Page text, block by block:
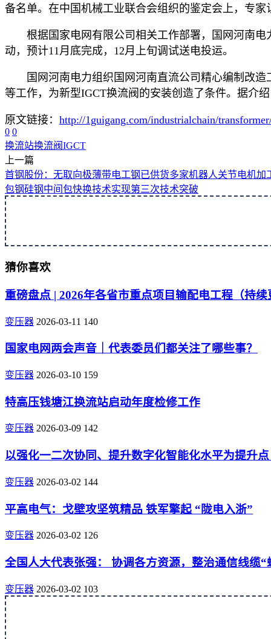
备名单。在中国机械工业联合会组织的鉴定会上，专
根据国家电网有限公司相关工作部署，国网河南
动，预计11月底完成，12月上旬调试送电投运。
国网河南电力组织国网河南直流公司精心编制改
等工作，为新型IGCT换流阀的安装创造了条件。据介
原文链接： http://1guigang.com/industrialchain/
0 0
换流站换流阀IGCT
上一篇
首钢股份：无取向极薄带电工钢已供货多家机器人关节电机加
包钢硅钢中间包快换技术实现第三次技术突破
猜你喜欢
重磅盘点 | 2026年各省市重点项目输配电工程（持续
变压器 2026-03-11 140
国家电网两会声音｜代表委员们都关注了哪些事？
变压器 2026-03-10 159
特高压钱塘江换流站启动年度检修工作
变压器 2026-03-09 142
以强化一二次协同、提升数字化智能化水平为提升
变压器 2026-03-02 144
平高电气：戈壁攻坚筑精品 铁军擎起 “陇电入浙”
变压器 2026-03-02 126
全国人大代表张强： 协调各方资源，整治通信线缆“
变压器 2026-03-02 103